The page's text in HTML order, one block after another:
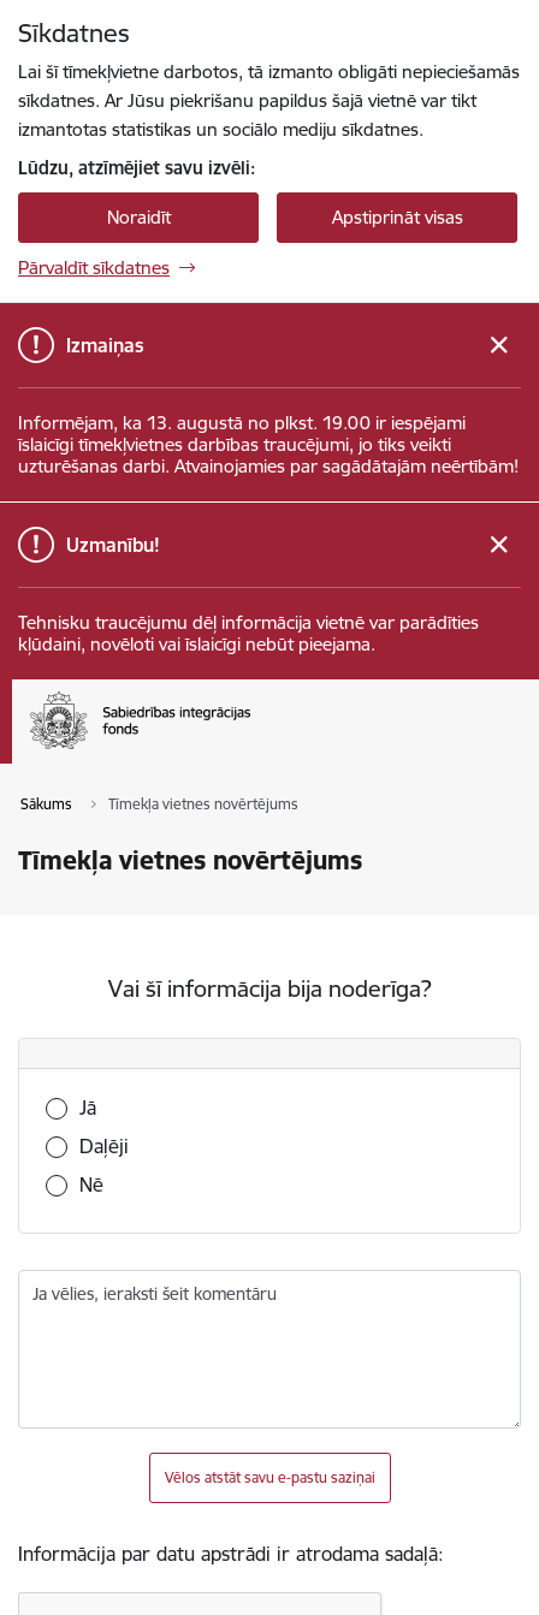
Sīkdatnes
Lai šī tīmekļvietne darbotos, tā izmanto obligāti nepieciešamās
sīkdatnes. Ar Jūsu piekrišanu papildus šajā vietnē var tikt
izmantotas statistikas un sociālo mediju sīkdatnes.
Lūdzu, atzīmējiet savu izvēli:
Noraidīt Apstiprināt visas
Pārvaldīt sīkdatnes
Izmaiņas
Informējam, ka 13. augustā no plkst. 19.00 ir iespējami
īslaicīgi tīmekļvietnes darbības traucējumi, jo tiks veikti
uzturēšanas darbi. Atvainojamies par sagādātajām neērtībām!
Uzmanību!
Tehnisku traucējumu dēļ informācija vietnē var parādīties
kļūdaini, novēloti vai īslaicīgi nebūt pieejama.
Sākums Tīmekļa vietnes novērtējums
Tīmekļa vietnes novērtējums
Vai šī informācija bija noderīga?
Vai šī informācija bija noderīga?
Jā
Daļēji
Nē
Ja vēlies, ieraksti šeit komentāru
Vēlos atstāt savu e-pastu saziņai
Informācija par datu apstrādi ir atrodama sadaļā: